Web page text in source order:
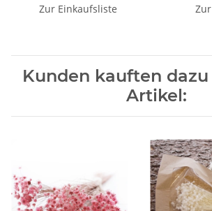
Zur Einkaufsliste
Kunden kauften
Artikel: